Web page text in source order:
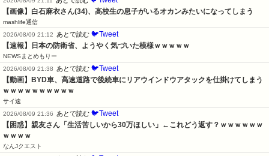
【画像】白石麻衣さん(34)、高校生の息子がいるオカンみたいになってしまう
mashlife通信
2026/08/09 21:12
あとで読む 🐦Tweet
【速報】日本の防衛省、ようやく気づいた模様ｗｗｗｗｗ
NEWSまとめもりー
2026/08/09 21:38
あとで読む 🐦Tweet
【動画】BYD車、高速道路で後続車にリアウインドウアタックを仕掛けてしまう
ｗｗｗｗｗｗｗｗｗｗ
サイ速
2026/08/09 21:36
あとで読む 🐦Tweet
【困惑】親友さん「生活苦しいから30万ほしい」←これどう返す？ｗｗｗｗｗｗ
ｗｗｗｗ
なんJクエスト